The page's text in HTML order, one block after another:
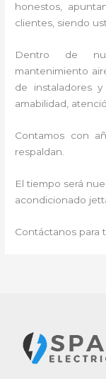
honestos,
clientes, siendo
Dentro de
mantenimiento
de instaladores
amabilidad,
Contamos con
respaldan.
El tiempo será
acondicionado
Contáctanos para